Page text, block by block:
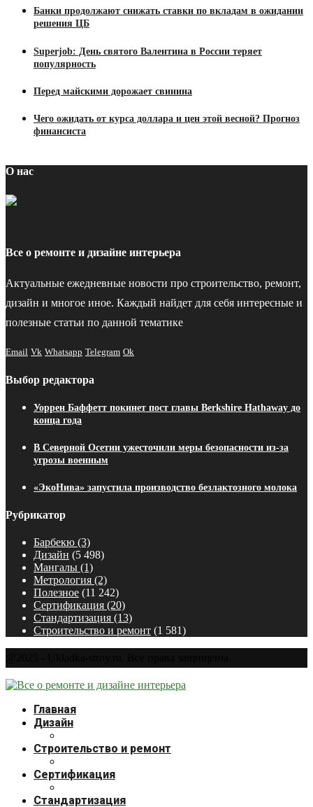
Банки продолжают снижать ставки по вкладам в ожидании
решения ЦБ
Superjob: День святого Валентина в России теряет
популярность
Перед майскими дорожает свинина
Чего ожидать от курса доллара и цен этой весной? Прогноз
финансиста
О нас
Все о ремонте и дизайне интерьера
Актуальные ежедневные новости про строительство, ремонт,
дизайн и многое иное. Каждый найдет для себя интересные и
полезные статьи по данной тематике
Email Vk Whatsapp Telegram Ok
Выбор редактора
Уоррен Баффетт покинет пост главы Berkshire Hathaway до
конца года
В Северной Осетии ужесточили меры безопасности из-за
угрозы военным
«ЭкоНива» запустила производство безлактозного молока
Рубрикатор
Барбекю (3)
Дизайн (5 498)
Мангалы (1)
Метрология (2)
Полезное (11 242)
Сертификация (20)
Стандартизация (13)
Строительство и ремонт (1 581)
Главная
Дизайн
Строительство и ремонт
Сертификация
Стандартизация